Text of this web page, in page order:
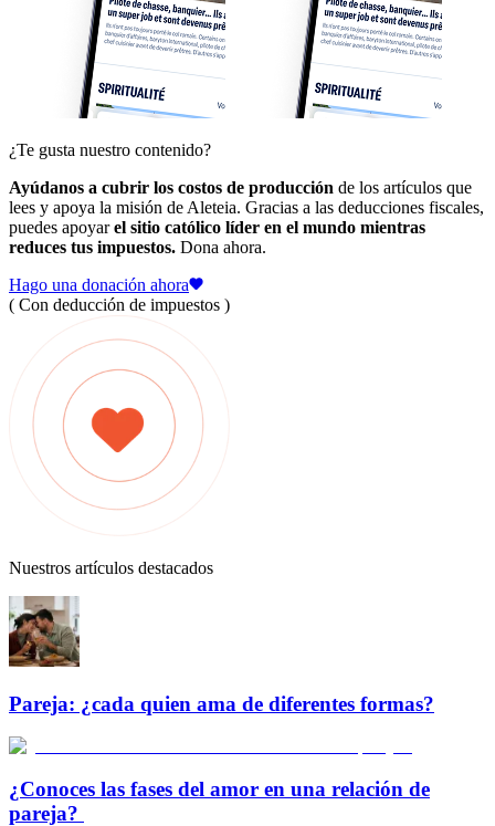
¿Te gusta nuestro contenido?
Ayúdanos a cubrir los costos de producción de los artículos que
lees y apoya la misión de Aleteia. Gracias a las deducciones fiscales,
puedes apoyarel sitio católico líder en el mundo mientras
reduces tus impuestos. Dona ahora.
Hago una donación ahora
( Con deducción de impuestos )
Nuestros artículos destacados
Pareja: ¿cada quien ama de diferentes formas?
¿Conoces las fases del amor en una relación de
pareja?